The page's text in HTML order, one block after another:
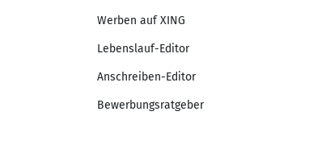
Werben auf XING
Lebenslauf-Editor
Anschreiben-Editor
Bewerbungsratgeber